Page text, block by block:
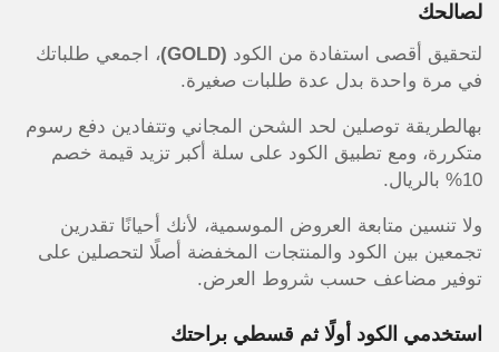
لصالحك
لتحقيق أقصى استفادة من الكود (GOLD)
، اجمعي طلباتك
في مرة واحدة بدل عدة طلبات صغيرة.
بهالطريقة توصلين لحد الشحن المجاني وتتفادين دفع رسوم
متكررة، ومع تطبيق الكود على سلة أكبر تزيد قيمة خصم
10% بالريال.
ولا تنسين متابعة العروض الموسمية، لأنك أحيانًا تقدرين
تجمعين بين الكود والمنتجات المخفضة أصلًا لتحصلين على
توفير مضاعف حسب شروط العرض.
استخدمي الكود أولًا ثم قسطي براحتك